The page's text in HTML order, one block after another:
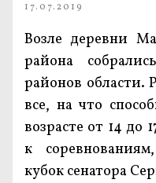
17.07.2019
Возле деревни
района
районов области.
все, на что
возрасте от 14 до
к
кубок сенатора